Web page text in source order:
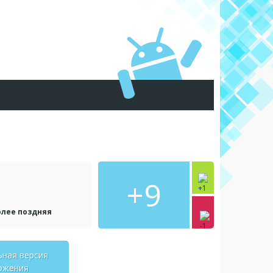
+9
поздняя
версия